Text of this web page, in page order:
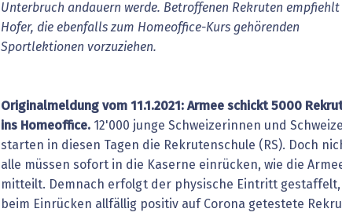
Unterbruch andauern werde. Betroffenen Rekruten empfiehlt
Hofer, die ebenfalls zum Homeoffice-Kurs gehörenden
Sportlektionen vorzuziehen.
Originalmeldung vom 11.1.2021: Armee schickt 5000
ins Homeoffice. 12'000 junge Schweizerinnen und
starten in diesen Tagen die Rekrutenschule (RS). Doch
alle müssen sofort in die Kaserne einrücken, wie die
mitteilt. Demnach erfolgt der physische Eintritt gestaffelt,
beim Einrücken allfällig positiv auf Corona getestete